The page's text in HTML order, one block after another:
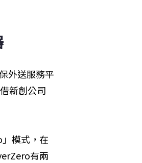
外送服務平
新創公司
模式，在
有兩